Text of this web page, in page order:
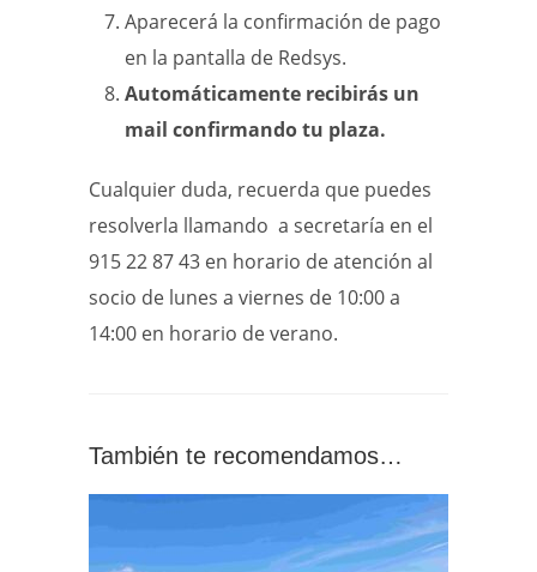
Aparecerá la confirmación de pago
en la pantalla de Redsys.
Automáticamente recibirás un
mail confirmando tu plaza.
Cualquier duda, recuerda que puedes
resolverla llamando a secretaría en el
915 22 87 43 en horario de atención al
socio de lunes a viernes de 10:00 a
14:00 en horario de verano.
También te recomendamos…